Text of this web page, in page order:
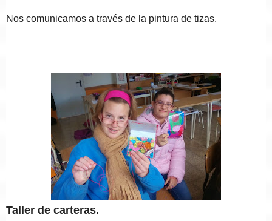
Nos comunicamos a través de la pintura de tizas.
Taller de carteras.